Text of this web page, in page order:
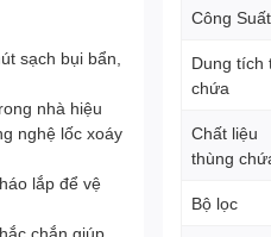
sạch bụi bẩn,
nhà hiệu
nghệ lốc xoáy
lắp để vệ
chắn giúp
Công
Dung tích
chứa
Chất liệu
thùng
Bộ lọc